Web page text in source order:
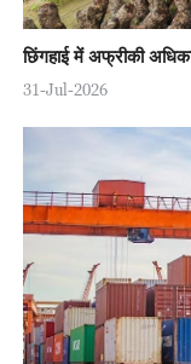
छिंगहाई में अफ्रीकी
31-Jul-2026